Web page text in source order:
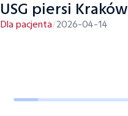
USG piersi Kraków
Dla pacjenta/2026-04-14